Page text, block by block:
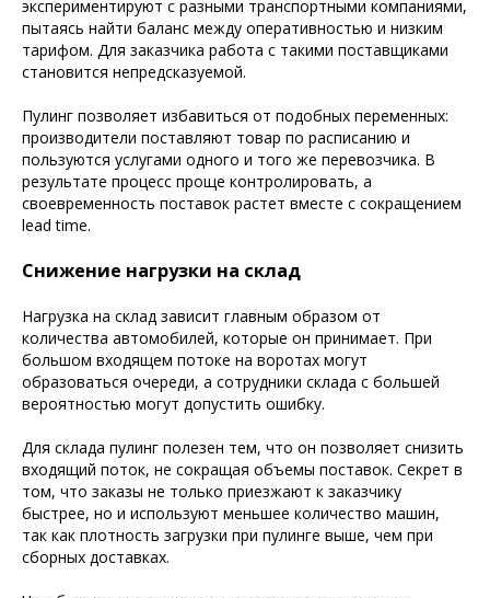
экспериментируют с разными транспортными компаниями,
пытаясь найти баланс между оперативностью и низким
тарифом. Для заказчика работа с такими поставщиками
становится непредсказуемой.
Пулинг позволяет избавиться от подобных переменных:
производители поставляют товар по расписанию и
пользуются услугами одного и того же перевозчика. В
результате процесс проще контролировать, а
своевременность поставок растет вместе с сокращением
lead time.
Снижение нагрузки на склад
Нагрузка на склад зависит главным образом от
количества автомобилей, которые он принимает. При
большом входящем потоке на воротах могут
образоваться очереди, а сотрудники склада с большей
вероятностью могут допустить ошибку.
Для склада пулинг полезен тем, что он позволяет снизить
входящий поток, не сокращая объемы поставок. Секрет в
том, что заказы не только приезжают к заказчику
быстрее, но и используют меньшее количество машин,
так как плотность загрузки при пулинге выше, чем при
сборных доставках.